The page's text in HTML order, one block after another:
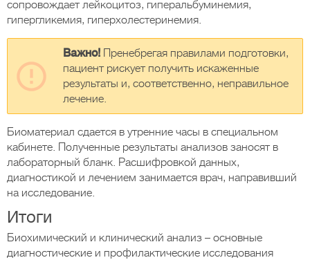
сопровождает лейкоцитоз, гиперальбуминемия,
гипергликемия, гиперхолестеринемия.
Важно! Пренебрегая правилами подготовки,
пациент рискует получить искаженные
результаты и, соответственно, неправильное
лечение.
Биоматериал сдается в утренние часы в специальном
кабинете. Полученные результаты анализов заносят в
лабораторный бланк. Расшифровкой данных,
диагностикой и лечением занимается врач, направивший
на исследование.
Итоги
Биохимический и клинический анализ – основные
диагностические и профилактические исследования